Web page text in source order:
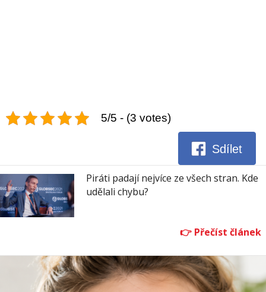
5/5 - (3 votes)
Sdílet
Piráti padají nejvíce ze všech stran. Kde
udělali chybu?